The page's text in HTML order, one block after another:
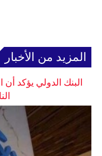
المزيد من الأخبار
البنك الدولي يؤكد